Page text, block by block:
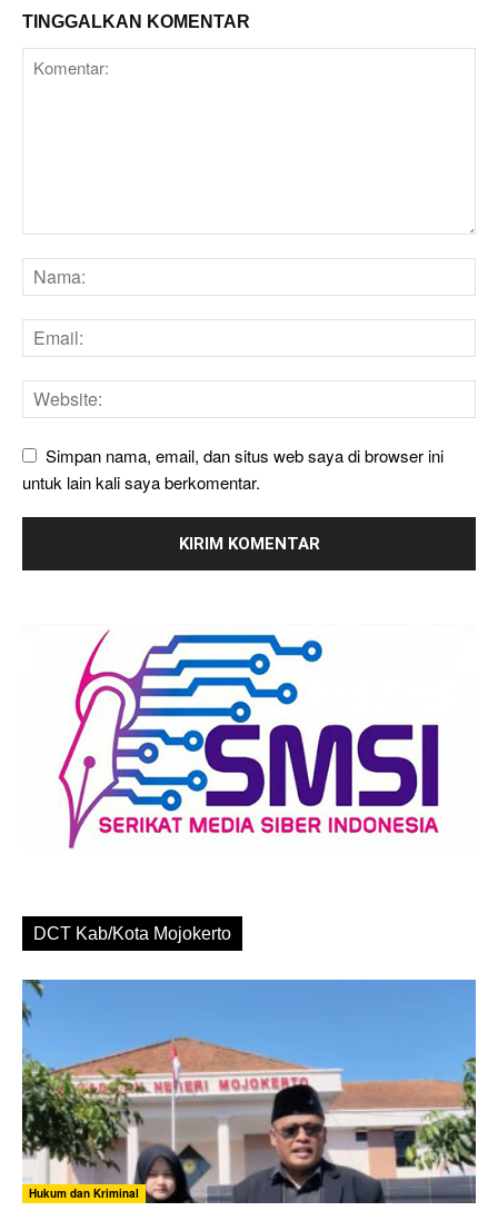
TINGGALKAN KOMENTAR
Simpan nama, email, dan situs web saya di browser ini
untuk lain kali saya berkomentar.
DCT Kab/Kota Mojokerto
Hukum dan Kriminal